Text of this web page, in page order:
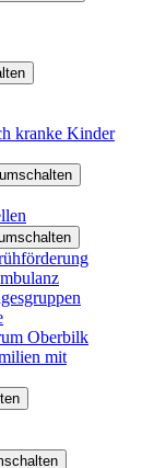
kranke Kinder
Oberbilk
mit